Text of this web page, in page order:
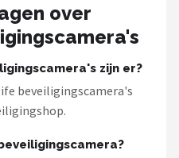
over
zijn er?
beveiligingscamera's